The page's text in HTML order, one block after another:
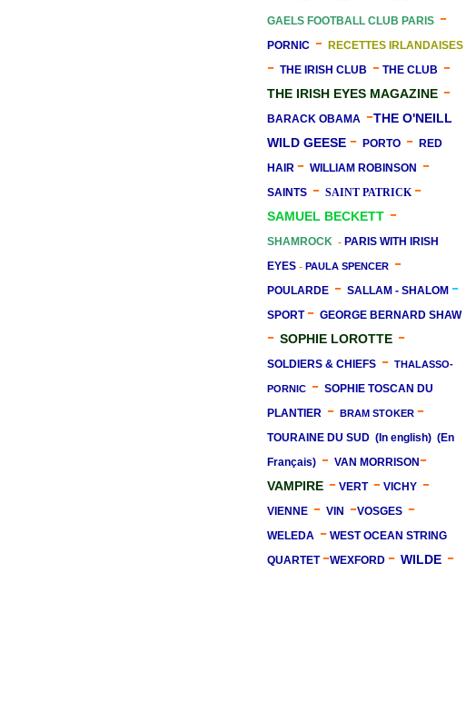
GAELS FOOTBALL CLUB PARIS -
PORNIC - RECETTES IRLANDAISES
- THE IRISH CLUB - THE CLUB -
THE IRISH EYES MAGAZINE -
BARACK OBAMA -THE O'NEILL
WILD GEESE - PORTO - RED
HAIR - WILLIAM ROBINSON -
SAINTS - SAINT PATRICK -
SAMUEL BECKETT -
SHAMROCK - PARIS WITH IRISH
EYES - PAULA SPENCER -
POULARDE - SALLAM - SHALOM -
SPORT- GEORGE BERNARD SHAW
- SOPHIE LOROTTE -
SOLDIERS & CHIEFS - THALASSO-
PORNIC - SOPHIE TOSCAN DU
PLANTIER - BRAM STOKER -
TOURAINE DU SUD (In english) (En
Français) - VAN MORRISON-
VAMPIRE - VERT- VICHY -
VIENNE - VIN -VOSGES -
WELEDA - WEST OCEAN STRING
QUARTET-WEXFORD - WILDE -